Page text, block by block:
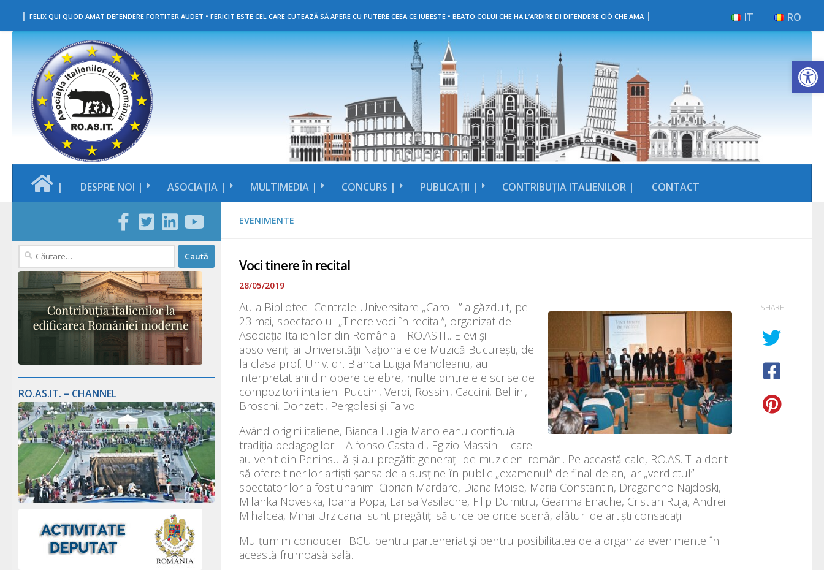
Skip to content
| FELIX QUI QUOD AMAT DEFENDERE FORTITER AUDET • FERICIT ESTE CEL CARE CUTEAZĂ SĂ APERE CU PUTERE CEEA CE IUBEȘTE • BEATO COLUI CHE HA L’ARDIRE DI DIFENDERE CIÒ CHE AMA | RO
IT
| DESPRE NOI | ASOCIAȚIA | MULTIMEDIA | CONCURS | PUBLICAȚII | CONTRIBUȚIA ITALIENILOR | CONTACT
EVENIMENTE
Voci tinere în recital
28/05/2019
Aula Bibliotecii Centrale Universitare „Carol I” a găzduit, pe
23 mai, spectacolul „Tinere voci în recital”, organizat de
Asociația Italienilor din România – RO.AS.IT.. Elevi și
absolvenți ai Universității Naționale de Muzică București, de
la clasa prof. Univ. dr. Bianca Luigia Manoleanu, au
interpretat arii din opere celebre, multe dintre ele scrise de
compozitori intalieni: Puccini, Verdi, Rossini, Caccini, Bellini,
Broschi, Donzetti, Pergolesi și Falvo..
Având origini italiene, Bianca Luigia Manoleanu continuă
tradiția pedagogilor – Alfonso Castaldi, Egizio Massini – care
au venit din Peninsulă și au pregătit generații de muzicieni români. Pe această cale, RO.AS.IT. a dorit
să ofere tinerilor artiști șansa de a susține în public „examenul” de final de an, iar „verdictul”
spectatorilor a fost unanim: Ciprian Mardare, Diana Moise, Maria Constantin, Dragancho Najdoski,
Milanka Noveska, Ioana Popa, Larisa Vasilache, Filip Dumitru, Geanina Enache, Cristian Ruja, Andrei
Mihalcea, Mihai Urzicana sunt pregătiți să urce pe orice scenă, alături de artiști consacați.
Mulțumim conducerii BCU pentru parteneriat și pentru posibilitatea de a organiza evenimente în
această frumoasă sală.
SHARE
Caută
RO.AS.IT. – CHANNEL